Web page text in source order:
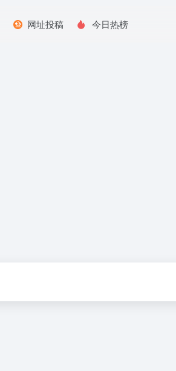
网址投稿 今日热榜